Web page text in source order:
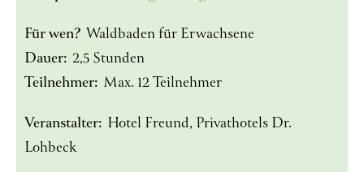
Für wen? Waldbaden für Erwachsene
Dauer: 2,5 Stunden
Teilnehmer: Max. 12 Teilnehmer
Veranstalter: Hotel Freund, Privathotels Dr.
Lohbeck